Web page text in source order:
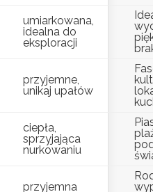
umiarkowana,
idealna do
eksploracji
przyjemne,
unikaj upałów
ciepła,
sprzyjająca
nurkowaniu
przyjemna